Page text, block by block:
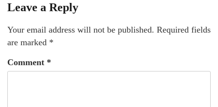
Leave a Reply
Your email address will not be published. Required fields
are marked *
Comment *